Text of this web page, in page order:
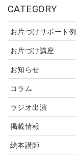
CATEGORY
お片づけサポート例
お片づけ講座
お知らせ
コラム
ラジオ出演
掲載情報
絵本講師